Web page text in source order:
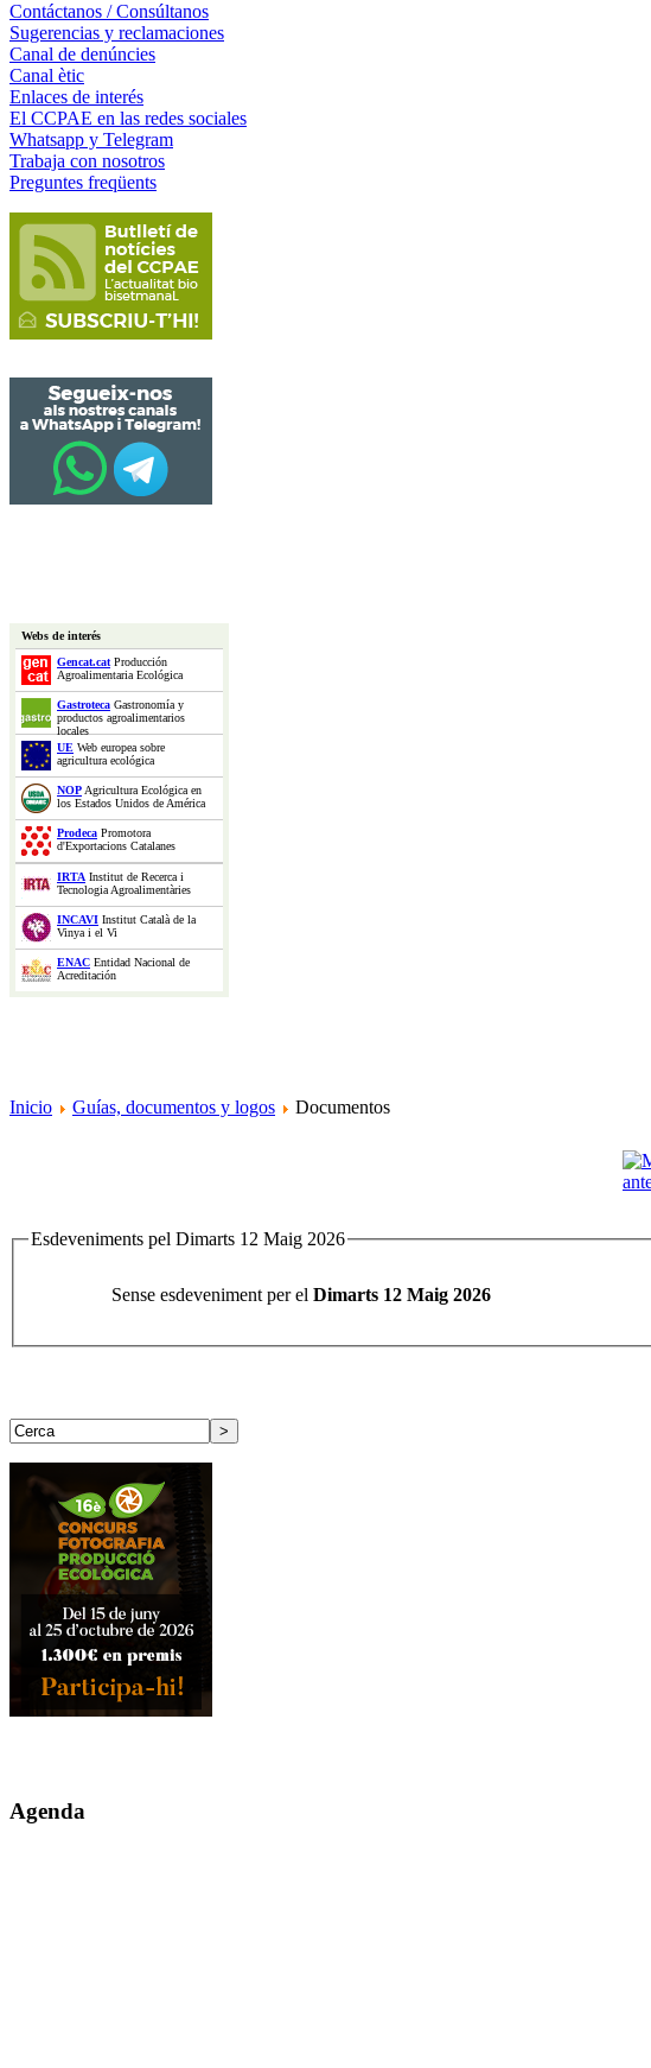
Contáctanos / Consúltanos
Sugerencias y reclamaciones
Canal de denúncies
Canal ètic
Enlaces de interés
El CCPAE en las redes sociales
Whatsapp y Telegram
Trabaja con nosotros
Preguntes freqüents
Webs de interés
Gencat.catProducción
Agroalimentaria Ecológica
Gastroteca Gastronomía y
productos agroalimentarios
locales
UE Web europea sobre
agricultura ecológica
NOPAgricultura Ecológica en
los Estados Unidos de América
Prodeca Promotora
d'Exportacions Catalanes
IRTA Institut de Recerca i
Tecnologia Agroalimentàries
INCAVI Institut Català de la
Vinya i el Vi
ENAC Entidad Nacional de
Acreditación
Inicio Guías, documentos y logos
Documentos
Esdeveniments pel Dimarts 12 Maig 2026
Sense esdeveniment per el Dimarts 12 Maig 2026
Agenda